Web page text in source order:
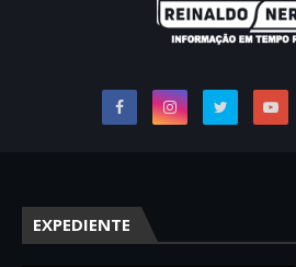
EXPEDIENTE